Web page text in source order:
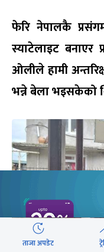
फेरि नेपालकै
स्याटेलाइट बनाएर
ओलीले हामी
भन्ने बेला भइसकेको
ताजा अपडेट